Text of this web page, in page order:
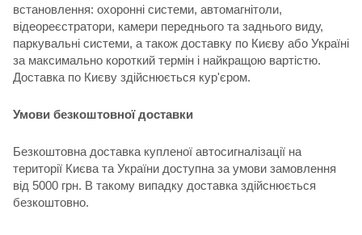
встановлення: охоронні системи, автомагнітоли,
відеореєстратори, камери переднього та заднього виду,
паркувальні системи, а також доставку по Києву або Україні
за максимально короткий термін і найкращою вартістю.
Доставка по Києву здійснюється кур'єром.
Умови безкоштовної доставки
Безкоштовна доставка купленої автосигналізації на
території Києва та України доступна за умови замовлення
від 5000 грн. В такому випадку доставка здійснюється
безкоштовно.